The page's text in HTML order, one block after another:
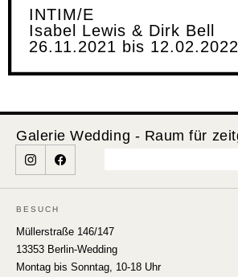
INTIM/E
Isabel Lewis & Dirk Bell
26.11.2021 bis 12.02.2022
BESUCH
Müllerstraße 146/147
13353 Berlin-Wedding
Montag bis Sonntag, 10-18 Uhr